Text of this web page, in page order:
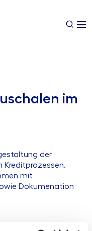
im
der
Kreditprozessen.
mit
Dokumenation